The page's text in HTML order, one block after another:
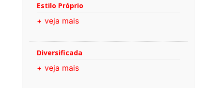
Estilo Próprio
+ veja mais
Diversificada
+ veja mais